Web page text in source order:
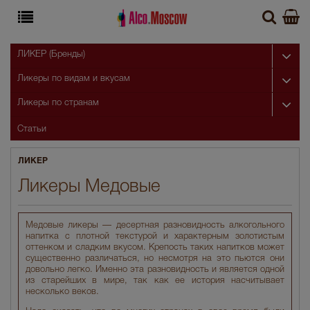
ЛИКЕР
Ликеры Медовые
Медовые ликеры — десертная разновидность алкогольного
напитка с плотной текстурой и характерным золотистым
оттенком и сладким вкусом. Крепость таких напитков может
существенно различаться, но несмотря на это пьются они
довольно легко. Именно эта разновидность и является одной
из старейших в мире, так как ее история насчитывает
несколько веков.
ЛИКЕР (Бренды)
Ликеры по видам и вкусам
Ликеры по странам
Статьи